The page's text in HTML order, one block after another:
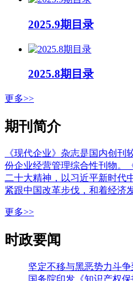
2025.9期目录
2025.8期目录
更多>>
期刊简介
《现代企业》杂志是国内创
份企业经营管理综合性刊物。
二十大精神，以习近平新时代
紧跟中国改革步伐，和着经济
更多>>
时政要闻
国务院印发《知识产权保